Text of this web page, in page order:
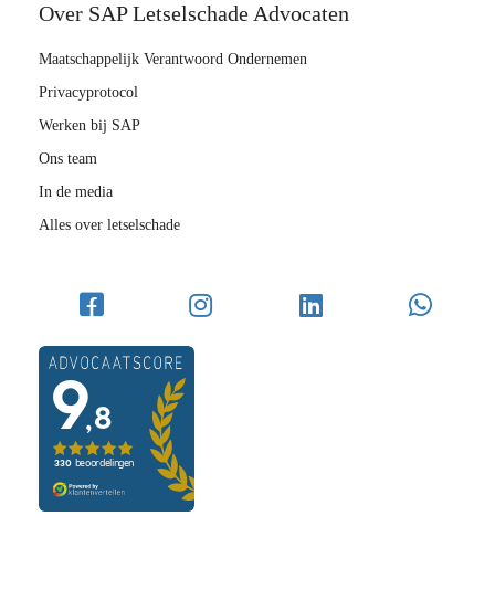
Over SAP Letselschade Advocaten
Maatschappelijk Verantwoord Ondernemen
Privacyprotocol
Werken bij SAP
Ons team
In de media
Alles over letselschade